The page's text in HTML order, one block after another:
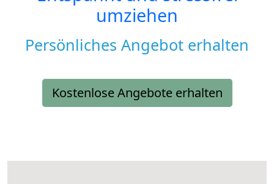
umziehen
Persönliches Angebot erhalten
Kostenlose Angebote erhalten